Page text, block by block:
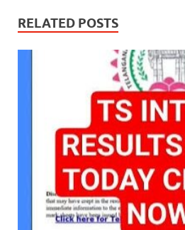
RELATED POSTS